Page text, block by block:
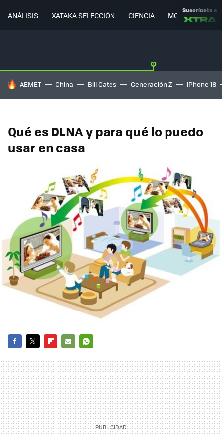
ANÁLISIS XATAKA SELECCIÓN CIENCIA MOVILIDAD
Suscríbete a
HOY SE HABLA DE
AEMET China Bill Gates Generación Z iPhone 18
Qué es DLNA y para qué lo puedo
usar en casa
MAIL